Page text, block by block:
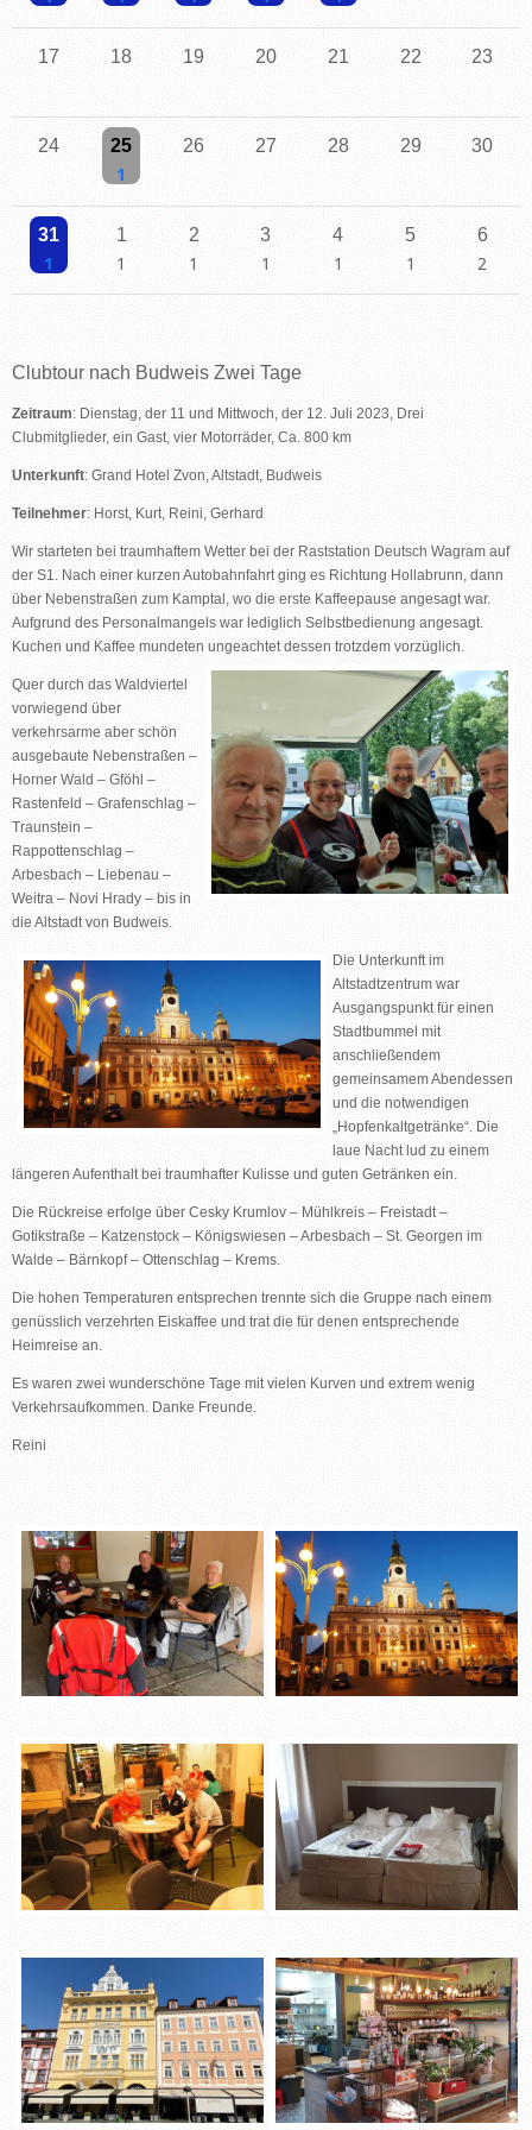
17 18 19 20 21 22 23
24 25 26 27 28 29 30
31 1 2 3 4 5 6
Clubtour nach Budweis Zwei Tage
Zeitraum: Dienstag, der 11 und Mittwoch, der 12. Juli 2023, Drei
Clubmitglieder, ein Gast, vier Motorräder, Ca. 800 km
Unterkunft: Grand Hotel Zvon, Altstadt, Budweis
Teilnehmer: Horst, Kurt, Reini, Gerhard
Wir starteten bei traumhaftem Wetter bei der Raststation Deutsch Wagram auf
der S1. Nach einer kurzen Autobahnfahrt ging es Richtung Hollabrunn, dann
über Nebenstraßen zum Kamptal, wo die erste Kaffeepause angesagt war.
Aufgrund des Personalmangels war lediglich Selbstbedienung angesagt.
Kuchen und Kaffee mundeten ungeachtetdessen trotzdem vorzüglich.
Quer durch das Waldviertel
vorwiegend über
verkehrsarme aber schön
ausgebaute Nebenstraßen –
Horner Wald – Gföhl –
Rastenfeld – Grafenschlag –
Traunstein –
Rappottenschlag –
Arbesbach – Liebenau –
Weitra – Novi Hrady – bis in
die Altstadt von Budweis.
Die Unterkunft im
Altstadtzentrum war
Ausgangspunkt für einen
Stadtbummel mit
anschließendem
gemeinsamem Abendessen
und die notwendigen
„Hopfenkaltgetränke“. Die
laue Nacht lud zu einem
längeren Aufenthalt bei traumhafter Kulisse und guten Getränken ein.
Die Rückreise erfolge über Cesky Krumlov – Mühlkreis – Freistadt –
Gotikstraße – Katzenstock – Königswiesen – Arbesbach – St. Georgen im
Walde – Bärnkopf – Ottenschlag – Krems.
Die hohen Temperaturen entsprechen trennte sich die Gruppe nach einem
genüsslich verzehrten Eiskaffee und trat die für denen entsprechende
Heimreise an.
Es waren zwei wunderschöne Tage mit vielen Kurven und extrem wenig
Verkehrsaufkommen. Danke Freunde.
Reini